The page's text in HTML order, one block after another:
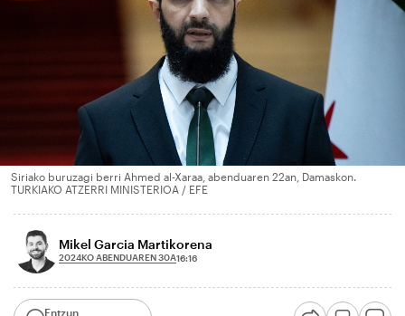
Siriako buruzagi berri Ahmed al-Xaraa, abenduaren 22an, Damaskon.
TURKIAKO ATZERRI MINISTERIOA / EFE
Mikel Garcia Martikorena
2024KO ABENDUAREN 30A16:16
Entzun